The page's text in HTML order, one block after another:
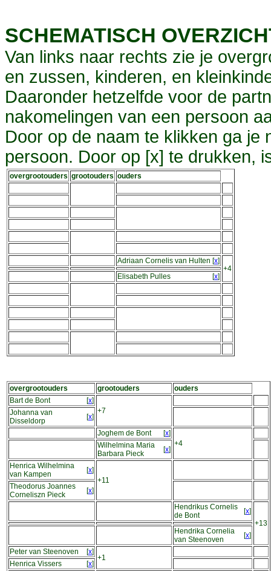
SCHEMATISCH
Van links naar rechts zie je
en zussen, kinderen, en
Daaronder hetzelfde voor de
nakomelingen van een persoon
Door op de naam te klikken ga je
persoon. Door op [x] te drukken,
overgrootouders grootouders ouders
Adriaan Cornelis van Hulten [x]
+4
Elisabeth Pulles
[x]
overgrootouders grootouders
ouders
Bart de Bont
[x]
+7
Johanna van
Disseldorp
[x]
Joghem de Bont
[x]
+4
Wilhelmina Maria
Barbara Pieck
[x]
Henrica Wilhelmina
van Kampen
[x]
+11
Theodorus Joannes
Corneliszn Pieck
[x]
Hendrikus Cornelis
de Bont
[x]
+13
Hendrika Cornelia
van Steenoven
[x]
Peter van Steenoven
[x]
+1
Henrica Vissers [x]